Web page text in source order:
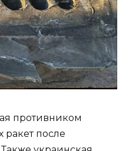
противником
после